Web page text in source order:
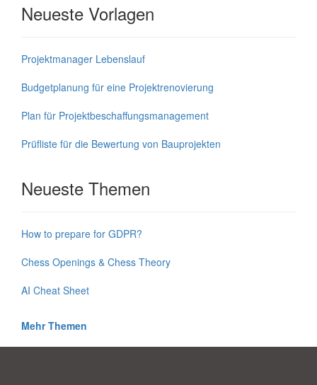
Neueste Vorlagen
Projektmanager Lebenslauf
Budgetplanung für eine Projektrenovierung
Plan für Projektbeschaffungsmanagement
Prüfliste für die Bewertung von Bauprojekten
Neueste Themen
How to prepare for GDPR?
Chess Openings & Chess Theory
AI Cheat Sheet
Mehr Themen